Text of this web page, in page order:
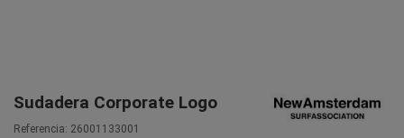
Sudadera Corporate Logo
Referencia: 26001133001